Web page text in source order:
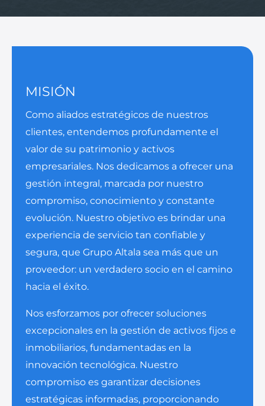
MISIÓN
Como aliados estratégicos de nuestros
clientes, entendemos profundamente el
valor de su patrimonio y activos
empresariales. Nos dedicamos a ofrecer una
gestión integral, marcada por nuestro
compromiso, conocimiento y constante
evolución. Nuestro objetivo es brindar una
experiencia de servicio tan confiable y
segura, que Grupo Altala sea más que un
proveedor: un verdadero socio en el camino
hacia el éxito.
Nos esforzamos por ofrecer soluciones
excepcionales en la gestión de activos fijos e
inmobiliarios, fundamentadas en la
innovación tecnológica. Nuestro
compromiso es garantizar decisiones
estratégicas informadas, proporcionando